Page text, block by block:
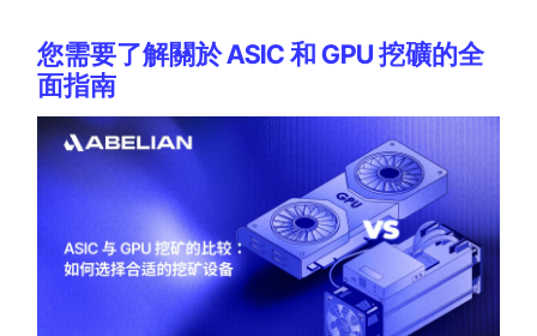
您需要了解關於 ASIC 和 GPU 挖礦的全
面指南